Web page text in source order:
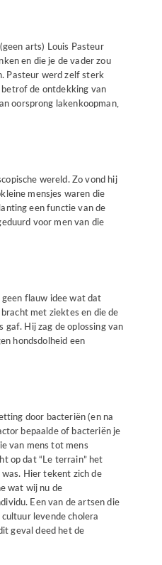
arts) Louis Pasteur
en die je de vader zou
Pasteur werd zelf sterk
de ontdekking van
oorsprong lakenkoopman,
wereld. Zo vond hij
mensjes waren die
een functie van de
voor men van die
flauw idee wat dat
met ziektes en die de
gaf. Hij zag de oplossing van
hondsdolheid een
door bacteriën (en na
bepaalde of bacteriën je
van mens tot mens
op dat “Le terrain” het
Hier tekent zich de
wat wij nu de
Een van de artsen die
levende cholera
geval deed het de